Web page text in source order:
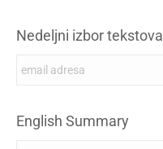
Nedeljni izbor tekstova
English Summary